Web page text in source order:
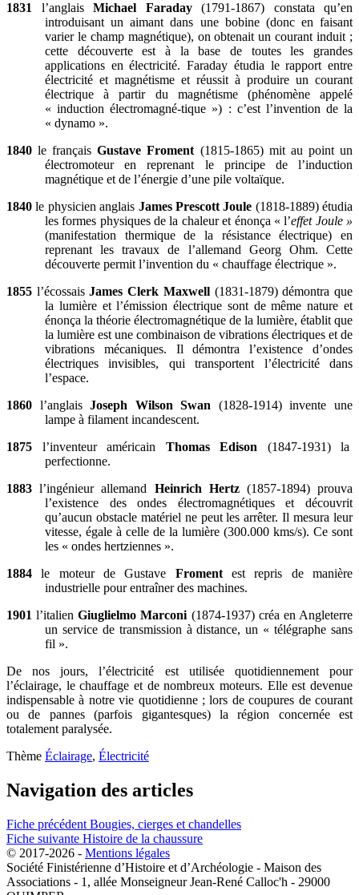
1831 l’anglaisMichael Faraday (1791-1867) constata qu’en
introduisant un aimant dans une bobine (donc en faisant
varier le champ magnétique), on obtenait un courant induit ;
cette découverte est à la base de toutes les grandes
applications en électricité. Faraday étudia le rapport entre
électricité et magnétisme et réussit à produire un courant
électrique à partir du magnétisme (phénomène appelé
« induction électromagné-tique ») : c’est l’invention de la
« dynamo ».
1840 le françaisGustave Froment(1815-1865) mit au point un
électromoteur en reprenant le principe de l’induction
magnétique et de l’énergie d’une pile voltaïque.
1840le physicien anglais James Prescott Joule (1818-1889) étudia
les formes physiques de la chaleur et énonça « l’effet Joule »
(manifestation thermique de la résistance électrique) en
reprenant les travaux de l’allemand Georg Ohm. Cette
découverte permit l’invention du « chauffage électrique ».
1855 l’écossaisJames Clerk Maxwell (1831-1879) démontra que
la lumière et l’émission électrique sont de même nature et
énonça la théorie électromagnétique de la lumière, établit que
la lumière est une combinaison de vibrations électriques et de
vibrations mécaniques. Il démontra l’existence d’ondes
électriques invisibles, qui transportent l’électricité dans
l’espace.
1860 l’anglaisJoseph Wilson Swan (1828-1914) invente une
lampe à filament incandescent.
1875 l’inventeur américain Thomas Edison (1847-1931) la
perfectionne.
1883 l’ingénieur allemand Heinrich Hertz (1857-1894) prouva
l’existence des ondes électromagnétiques et découvrit
qu’aucun obstacle matériel ne peut les arrêter. Il mesura leur
vitesse, égale à celle de la lumière (300.000 kms/s). Ce sont
les « ondes hertziennes ».
1884 le moteur de Gustave Fromentest repris de manière
industrielle pour entraîner des machines.
1901 l’italienGiuglielmo Marconi (1874-1937) créa en Angleterre
un service de transmission à distance, un « télégraphe sans
fil ».
De nos jours, l’électricité est utilisée quotidiennement pour
l’éclairage, le chauffage et de nombreux moteurs. Elle est devenue
indispensable à notre vie quotidienne ; lors de coupures de courant
ou de pannes (parfois gigantesques) la région concernée est
totalement paralysée.
Thème Éclairage, Électricité
Navigation des articles
Fiche précédent Bougies, cierges et chandelles
Fiche suivante Histoire de la chaussure
© 2017-2026 - Mentions légales
Société Finistérienne d’Histoire et d’Archéologie - Maison des
Associations - 1, allée Monseigneur Jean-René Calloc'h - 29000